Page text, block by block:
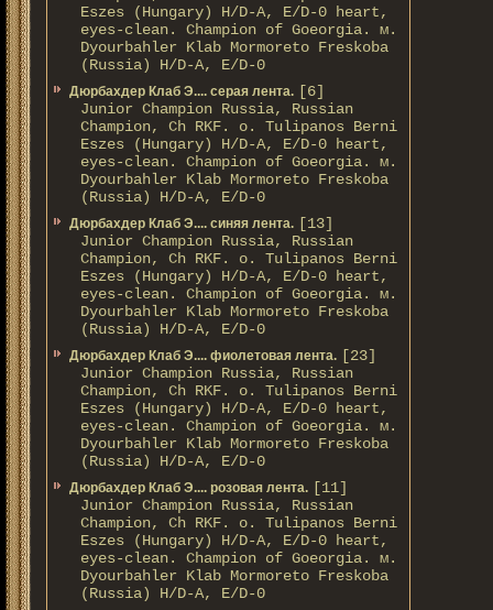
Eszes (Hungary) H/D-A, E/D-0 heart,
eyes-clean. Champion of Gоeorgia. м.
Dyourbahler Klab Mormoreto Freskoba
(Russia) H/D-А, E/D-0
Дюрбахдер Клаб Э.... серая лента. [6]
Junior Champion Russia, Russian
Champion, Ch RKF. о. Tulipanos Berni
Eszes (Hungary) H/D-A, E/D-0 heart,
eyes-clean. Champion of Gоeorgia. м.
Dyourbahler Klab Mormoreto Freskoba
(Russia) H/D-А, E/D-0
Дюрбахдер Клаб Э.... синяя лента. [13]
Junior Champion Russia, Russian
Champion, Ch RKF. о. Tulipanos Berni
Eszes (Hungary) H/D-A, E/D-0 heart,
eyes-clean. Champion of Gоeorgia. м.
Dyourbahler Klab Mormoreto Freskoba
(Russia) H/D-А, E/D-0
Дюрбахдер Клаб Э.... фиолетовая лента. [23]
Junior Champion Russia, Russian
Champion, Ch RKF. о. Tulipanos Berni
Eszes (Hungary) H/D-A, E/D-0 heart,
eyes-clean. Champion of Gоeorgia. м.
Dyourbahler Klab Mormoreto Freskoba
(Russia) H/D-А, E/D-0
Дюрбахдер Клаб Э.... розовая лента. [11]
Junior Champion Russia, Russian
Champion, Ch RKF. о. Tulipanos Berni
Eszes (Hungary) H/D-A, E/D-0 heart,
eyes-clean. Champion of Gоeorgia. м.
Dyourbahler Klab Mormoreto Freskoba
(Russia) H/D-А, E/D-0